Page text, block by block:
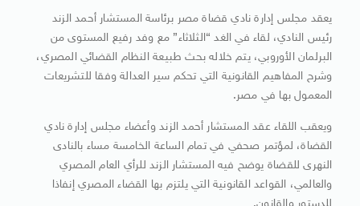
يعقد مجلس إدارة نادي قضاة مصر برئاسة المستشار أحمد الزند
رئيس النادي، لقاء في الغد “الثلاثاء” مع وفد رفيع المستوى من
البرلمان الأوروبي، يتم خلاله بحث طبيعة النظام القضائي المصري،
وشرح المفاهيم القانونية التي تحكم سير العدالة وفقا للتشريعات
المعمول بها في مصر.
ويعقب اللقاء عقد المستشار أحمد الزند وأعضاء مجلس إدارة نادي
القضاة، لمؤتمر صحفي في تمام الساعة الخامسة مساء بالنادى
النهرى للقضاة يوضح فيه المستشار الزند للرأي العام المصري
والعالمي، القواعد القانونية التي يلتزم بها القضاء المصري إنفاذا